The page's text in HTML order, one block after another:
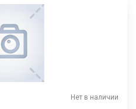
Нет в наличии